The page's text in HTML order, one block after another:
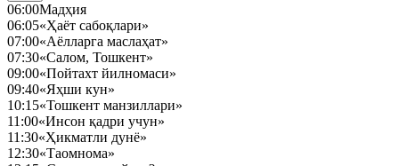
06:00Мадҳия
06:05«Ҳаёт сабоқлари»
07:00«Аёлларга маслаҳат»
07:30«Салом, Тошкент»
09:00«Пойтахт йилномаси»
09:40«Яҳши кун»
10:15«Тошкент манзиллари»
11:00«Инсон қадри учун»
11:30«Ҳикматли дунё»
12:30«Таомнома»